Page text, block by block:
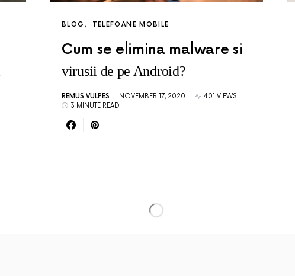
BLOG TELEFOANE MOBILE
Cum se elimina malware si
virusii de pe Android?
REMUS VULPES NOVEMBER 17, 2020
401 VIEWS
3 MINUTE READ